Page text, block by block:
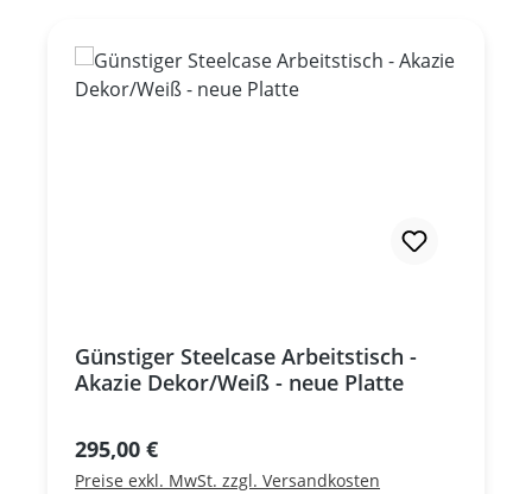
Günstiger Steelcase Arbeitstisch -
Akazie Dekor/Weiß - neue Platte
Regulärer Preis:
295,00 €
Preise exkl. MwSt. zzgl. Versandkosten